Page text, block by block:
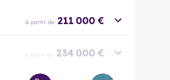
à partir de 211 000 €
à partir de 234 000 €